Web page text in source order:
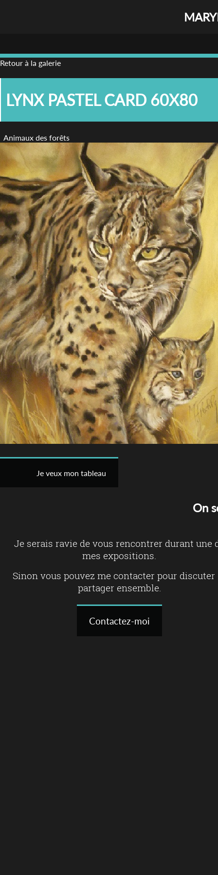
Retour à la galerie
LYNX PASTEL CARD 60X80
Animaux des forêts
Je veux mon tableau
On
Je serais ravie de vous rencontrer durant une
mes expositions.
Sinon vous pouvez me contacter pour discuter
partager ensemble.
Contactez-moi